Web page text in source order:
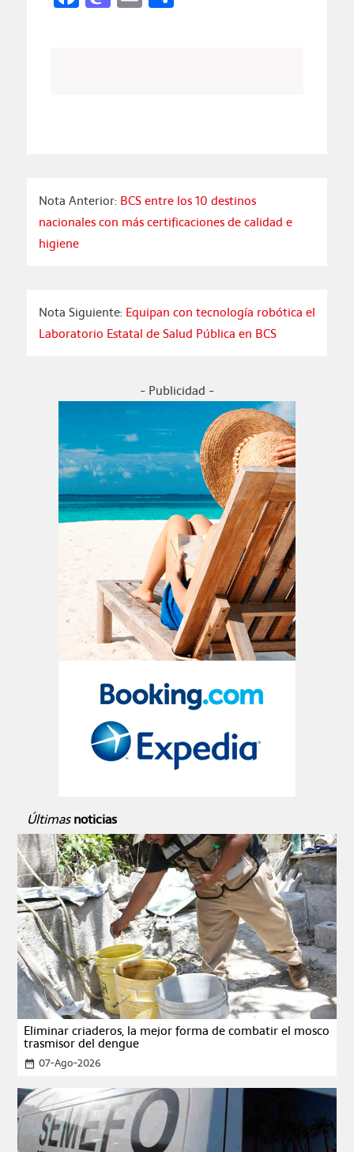
Nota Anterior:BCS entre los 10 destinos
nacionales con más certificaciones de calidad e
higiene
Nota Siguiente: Equipan con tecnología robótica el
Laboratorio Estatal de Salud Pública en BCS
- Publicidad -
Últimas noticias
Eliminar criaderos, la mejor forma de combatir el mosco
trasmisor del dengue
date_range 07-Ago-2026